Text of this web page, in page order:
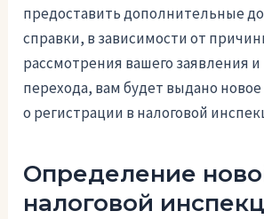
предоставить дополнительные
справки, в зависимости от
рассмотрения вашего заявления
перехода, вам будет выдано
о регистрации в налоговой
Определение
налоговой